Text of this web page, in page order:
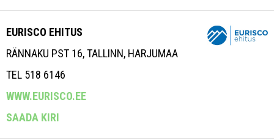
EURISCO EHITUS
RÄNNAKU PST 16, TALLINN, HARJUMAA
TEL 518 6146
WWW.EURISCO.EE
SAADA KIRI